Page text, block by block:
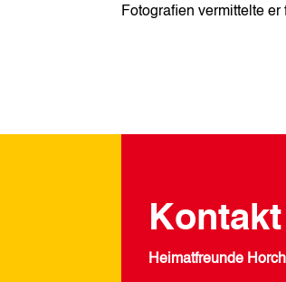
Fotografien vermittelte
Kontakt
Heimatfreunde